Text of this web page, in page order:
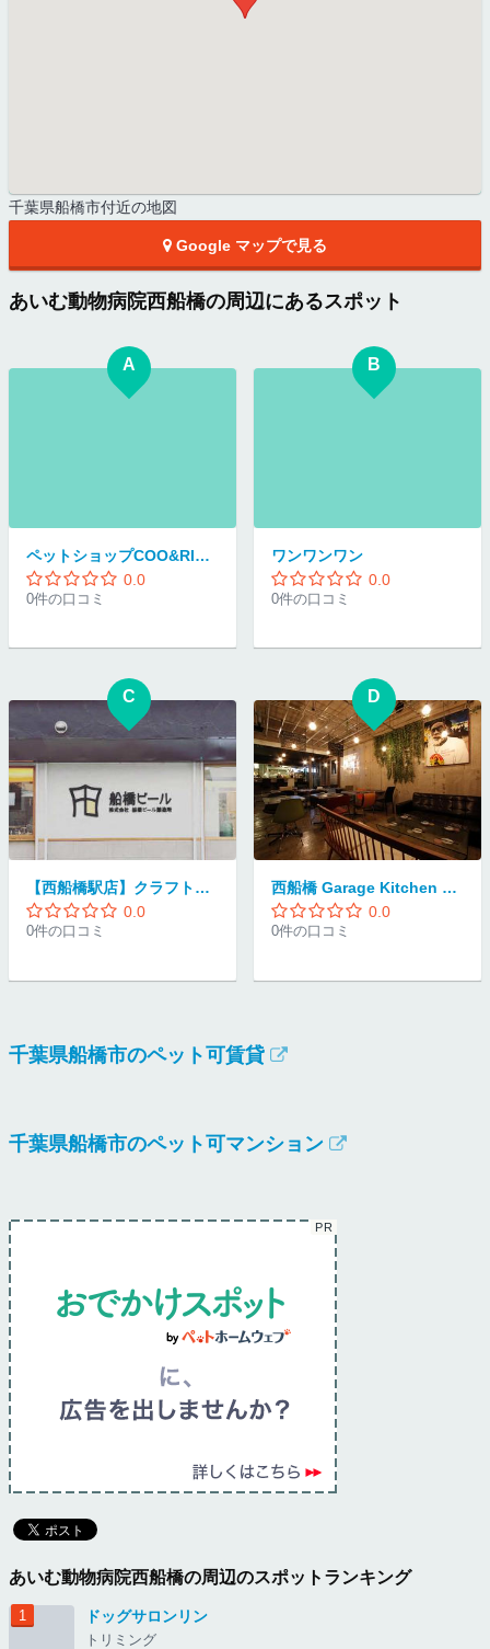
千葉県船橋市付近の地図
Google マップで見る
あいむ動物病院西船橋の周辺にあるスポット
A
ペットショップCOO&RIKU船橋店
0.0
0件の口コミ
B
ワンワンワン
0.0
0件の口コミ
C
【西船橋駅店】クラフトビール 船橋ビール醸造所
0.0
0件の口コミ
D
西船橋 Garage Kitchen あそび
0.0
0件の口コミ
千葉県船橋市のペット可賃貸
千葉県船橋市のペット可マンション
あいむ動物病院西船橋の周辺のスポットランキング
ドッグサロンリン
トリミング